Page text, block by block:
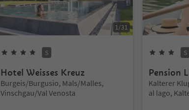
1/31
Sterren
S
Hotel Weisses Kreuz
Locatie:
Burgeis/Burgusio, Mals/Malles,
Vinschgau/Val Venosta
S
Pension
Locatie:
Kalterer
al lago,